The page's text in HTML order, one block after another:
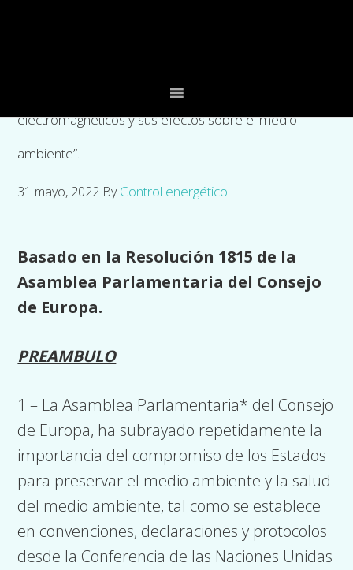
“Los peligros potenciales de los campos
electromagnéticos y sus efectos sobre el medio
ambiente”.
31 mayo, 2022 ByControl energético
Basado en la Resolución 1815 de la
Asamblea Parlamentaria del Consejo
de Europa.
PREAMBULO
1 – La Asamblea Parlamentaria* del Consejo
de Europa, ha subrayado repetidamente la
importancia del compromiso de los Estados
para preservar el medio ambiente y la salud
del medio ambiente, tal como se establece
en convenciones, declaraciones y protocolos
desde la Conferencia de las Naciones Unidas